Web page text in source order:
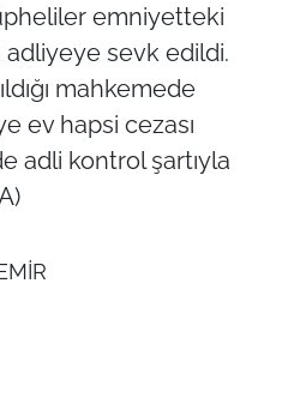
emniyetteki
adliyeye sevk edildi.
mahkemede
ev hapsi cezası
adli kontrol şartıyla